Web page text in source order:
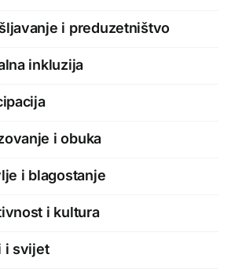
i preduzetništvo
inkluzija
i obuka
i blagostanje
i kultura
i svijet